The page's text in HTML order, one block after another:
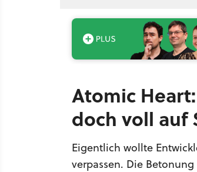
Atomic
doch voll auf
Eigentlich wollte
verpassen. Die